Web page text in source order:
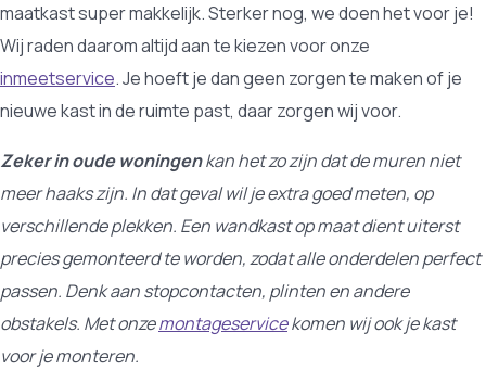
maatkast super makkelijk. Sterker nog, we doen het voor je!
Wij raden daarom altijd aan te kiezen voor onze
inmeetservice. Je hoeft je dan geen zorgen te maken of je
nieuwe kast in de ruimte past, daar zorgen wij voor.
Zeker in oude woningenkan het zo zijn dat de muren niet
meer haaks zijn. In dat geval wil je extra goed meten, op
verschillende plekken. Een wandkast op maat dient uiterst
precies gemonteerd te worden, zodat alle onderdelen perfect
passen. Denk aan stopcontacten, plinten en andere
obstakels. Met onzemontageservicekomen wij ook je kast
voor je monteren.